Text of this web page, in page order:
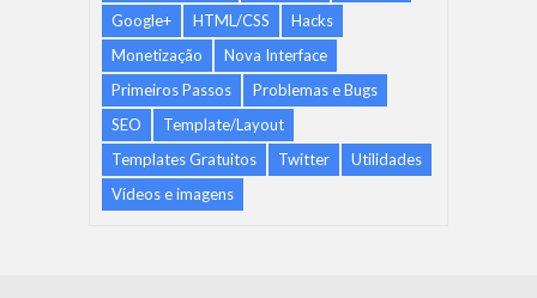
Google+
HTML/CSS
Hacks
Monetização
Nova Interface
Primeiros Passos
Problemas e Bugs
SEO
Template/Layout
Templates Gratuitos
Twitter
Utilidades
Vídeos e imagens